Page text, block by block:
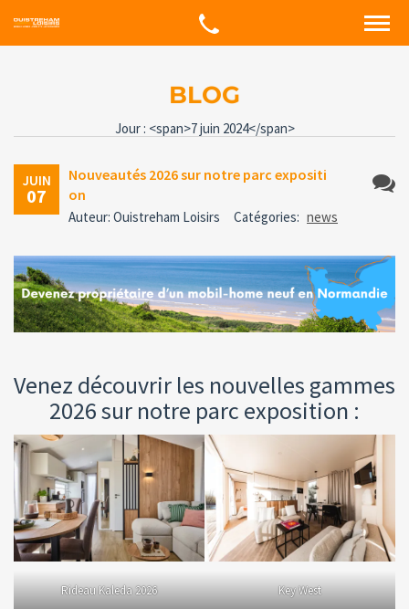
BLOG
Jour : <span>7 juin 2024</span>
JUIN
07
Nouveautés 2026 sur notre parc expositi
on
Auteur: Ouistreham Loisirs Catégories: news
Venez découvrir les nouvelles gammes
2026 sur notre parc exposition :
Rideau Kaleda 2026 Key West